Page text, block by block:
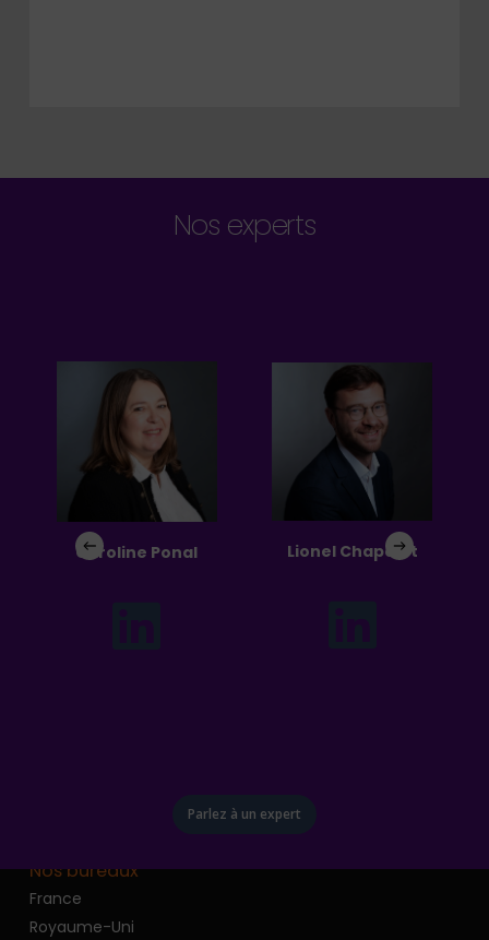
Nos experts
Caroline Ponal Lionel Chapelet
Parlez à un expert
Nos bureaux
France
Royaume-Uni